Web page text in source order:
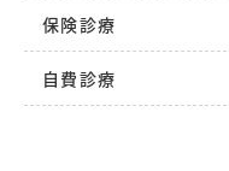
保険診療
自費診療